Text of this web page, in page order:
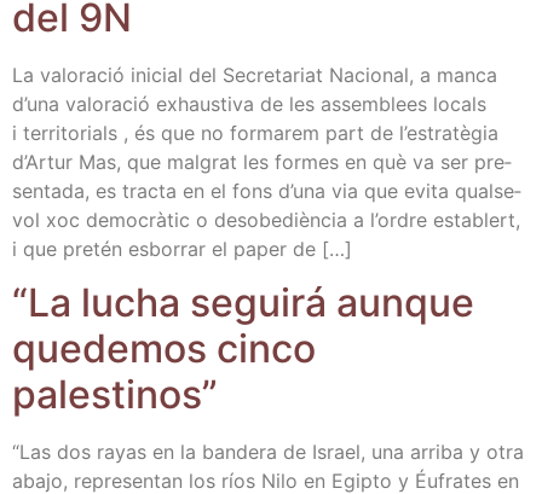
del 9N
La valo­ra­ció ini­cial del Secre­ta­riat Nacio­nal, a man­ca
d’u­na valo­ra­ció exhaus­ti­va de les assem­blees locals
i terri­to­rials , és que no for­ma­rem part de l’es­tra­tè­gia
d’Ar­tur Mas, que mal­grat les for­mes en què va ser pre­
sen­ta­da, es trac­ta en el fons d’u­na via que evi­ta qual­se­
vol xoc demo­crà­tic o desobe­dièn­cia a l’or­dre esta­blert,
i que pre­tén esbo­rrar el paper de […]
“La lucha segui­rá aun­que
que­de­mos cin­co
palestinos”
“Las dos rayas en la ban­de­ra de Israel, una arri­ba y otra
aba­jo, repre­sen­tan los ríos Nilo en Egip­to y Éufra­tes en